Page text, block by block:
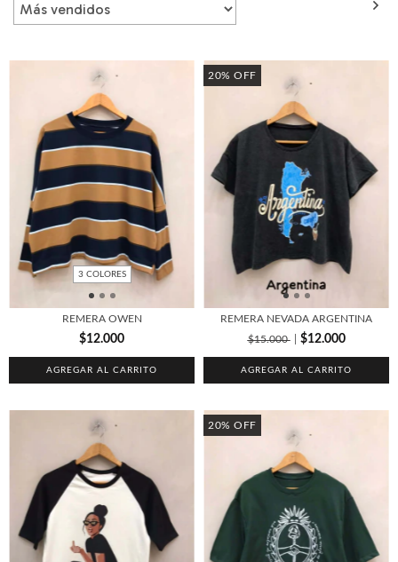
3 COLORES
REMERA OWEN
$12.000
AGREGAR AL CARRITO
20% OFF
REMERA NEVADA ARGENTINA
$15.000
$12.000
AGREGAR AL CARRITO
20% OFF